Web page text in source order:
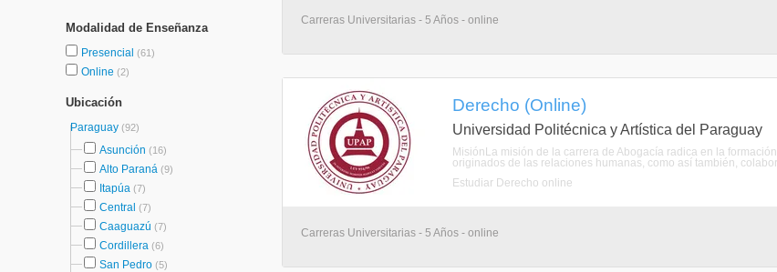
Modalidad de Enseñanza
Presencial (61)
Online (2)
Ubicación
Paraguay (92)
Asunción (16)
Alto Paraná (9)
Itapúa (7)
Central (7)
Caaguazú (7)
Cordillera (6)
San Pedro (5)
Carreras Universitarias - 5 Años - online
Derecho (Online)
Universidad Politécnica y Artística del Paraguay
MisiónLa misión de la carrera de Abogacía radica en la
originados de las relaciones humanas, como así también,
Estudiar Derecho online
Carreras Universitarias - 5 Años - online